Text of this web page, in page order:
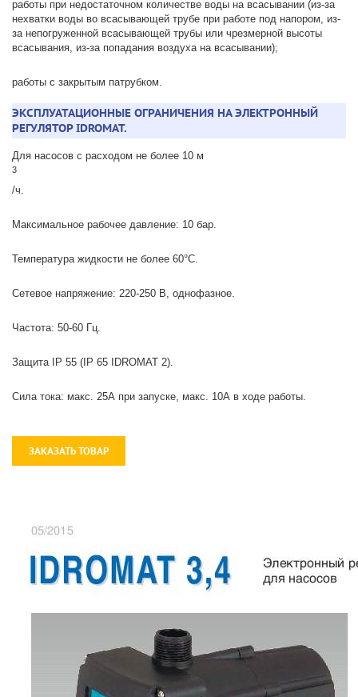
работы при недостаточном количестве воды на всасывании (из-за
нехватки воды во всасывающей трубе при работе под напором, из-
за непогруженной всасывающей трубы или чрезмерной высоты
всасывания, из-за попадания воздуха на всасывании);
работы с закрытым патрубком.
ЭКСПЛУАТАЦИОННЫЕ ОГРАНИЧЕНИЯ НА ЭЛЕКТРОННЫЙ
РЕГУЛЯТОР IDROMAT.
Для насосов с расходом не более 10 м
3
/ч.
Максимальное рабочее давление: 10 бар.
Температура жидкости не более 60°C.
Сетевое напряжение: 220-250 В, однофазное.
Частота: 50-60 Гц.
Защита IP 55 (IP 65 IDROMAT 2).
Сила тока: макс. 25А при запуске, макс. 10А в ходе работы.
ЗАКАЗАТЬ ТОВАР